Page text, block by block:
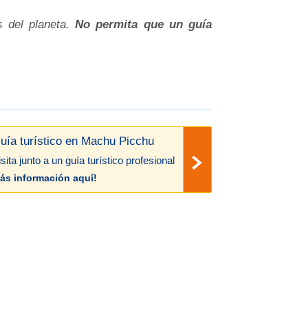
del planeta.No permita que un guía
turístico en Machu Picchu
junto a un guía turístico profesional
información aquí!